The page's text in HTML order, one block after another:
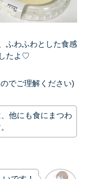
ふわふわとした食感
たよ♡
でご理解ください)
他にも食にまつわ